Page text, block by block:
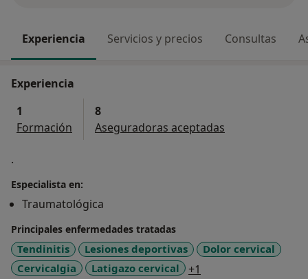
Experiencia Servicios y precios Consultas
Experiencia
1
Formación
8
Aseguradoras aceptadas
.
Especialista en:
Traumatológica
Principales enfermedades tratadas
Tendinitis Lesiones deportivas
Dolor cervical
Cervicalgia
Latigazo cervical +1